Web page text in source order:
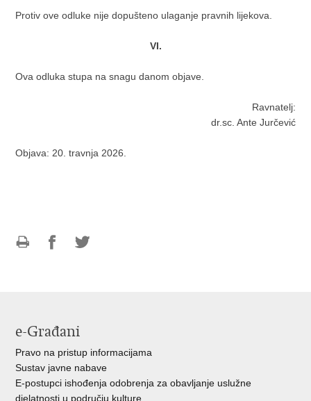
Protiv ove odluke nije dopušteno ulaganje pravnih lijekova.
VI.
Ova odluka stupa na snagu danom objave.
Ravnatelj:
dr.sc. Ante Jurčević
Objava: 20. travnja 2026.
e-Građani
Pravo na pristup informacijama
Sustav javne nabave
E-postupci ishođenja odobrenja za obavljanje uslužne
djelatnosti u području kulture